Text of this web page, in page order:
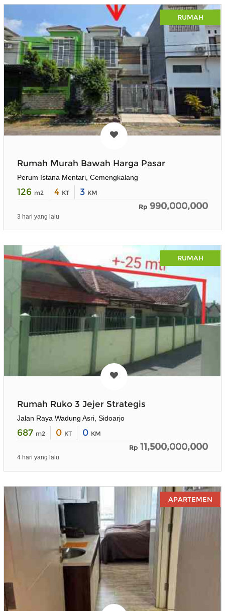
RUMAH
Rumah Murah Bawah Harga Pasar
Perum Istana Mentari, Cemengkalang
126 m2 4 KT 3 KM
Rp 990,000,000
3 hari yang lalu
RUMAH
Rumah Ruko 3 Jejer Strategis
Jalan Raya Wadung Asri, Sidoarjo
687 m2 0 KT 0 KM
Rp 11,500,000,000
4 hari yang lalu
APARTEMEN